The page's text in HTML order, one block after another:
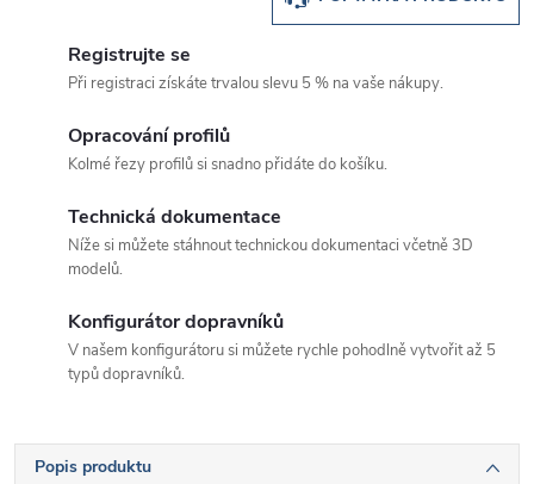
Registrujte se
Při registraci získáte trvalou slevu 5 % na vaše nákupy.
Opracování profilů
Kolmé řezy profilů si snadno přidáte do košíku.
Technická dokumentace
Níže si můžete stáhnout technickou dokumentaci včetně 3D
modelů.
Konfigurátor dopravníků
V našem konfigurátoru si můžete rychle pohodlně vytvořit až 5
typů dopravníků.
Popis produktu